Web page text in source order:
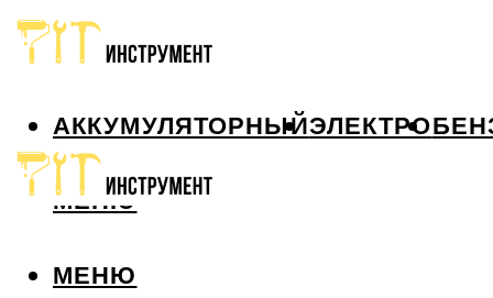
АККУМУЛЯТОРНЫЙЭЛЕКТРО
МЕНЮ
МЕНЮ